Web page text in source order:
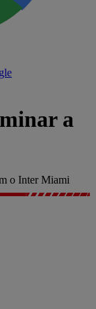
a
o Inter Miami